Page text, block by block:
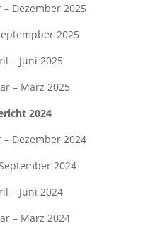
Dezember 2025
2025
– Juni 2025
– März 2025
2024
Dezember 2024
2024
– Juni 2024
– März 2024